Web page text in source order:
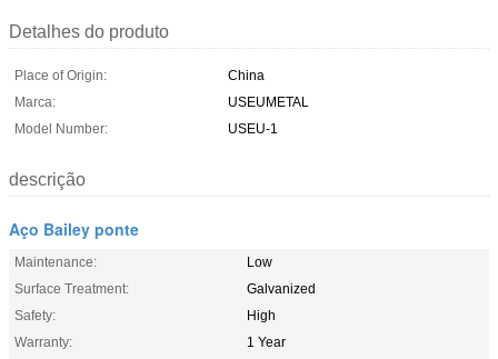
Detalhes do produto
Place of Origin:
China
Marca:
USEUMETAL
Model Number:
USEU-1
descrição
Aço Bailey ponte
Maintenance:
Low
Surface Treatment:
Galvanized
Safety:
High
Warranty:
1 Year